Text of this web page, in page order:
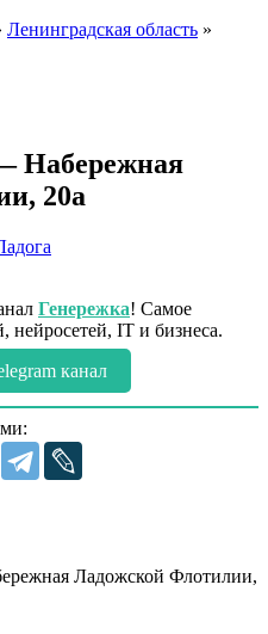
Ленинградская область »
Набережная
20а
Генережка! Самое
нейросетей, IT и бизнеса.
канал
Ладожской Флотилии,